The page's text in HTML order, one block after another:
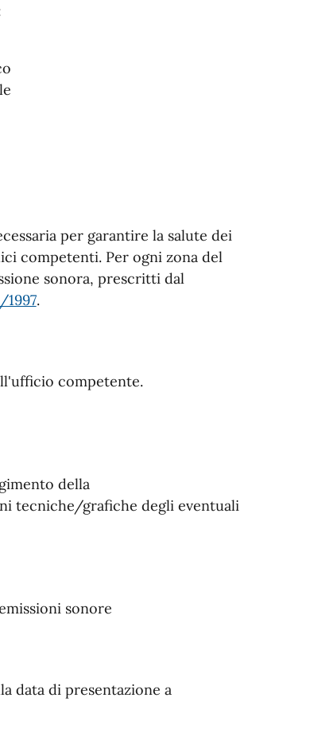
per garantire la salute dei
competenti. Per ogni zona del
sonora, prescritti dal
.
competente.
della
tecniche/grafiche degli eventuali
sonore
data di presentazione a